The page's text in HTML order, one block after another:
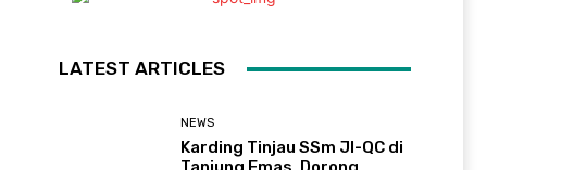
LATEST ARTICLES
NEWS
Karding Tinjau SSm JI-QC di